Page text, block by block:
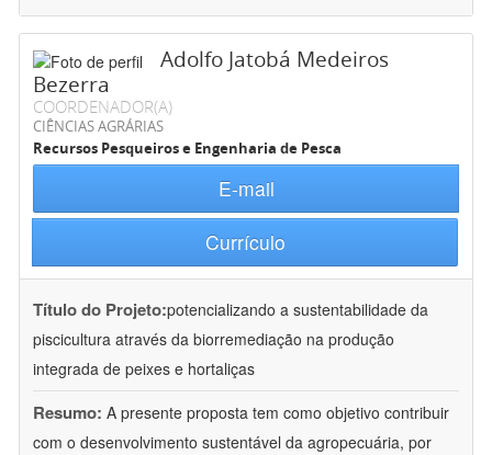
Adolfo Jatobá Medeiros
Bezerra
COORDENADOR(A)
CIÊNCIAS AGRÁRIAS
Recursos Pesqueiros e Engenharia de Pesca
E-mail
Currículo
Título do Projeto:potencializando a sustentabilidade da
piscicultura através da biorremediação na produção
integrada de peixes e hortaliças
Resumo: A presente proposta tem como objetivo contribuir
com o desenvolvimento sustentável da agropecuária, por